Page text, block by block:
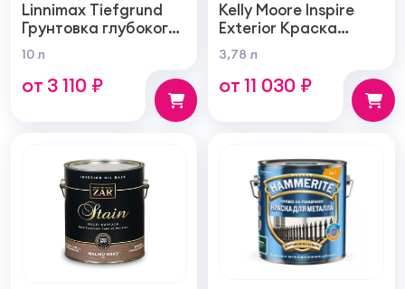
Linnimax Tiefgrund
Грунтовка глубокого
проникновения для
внутренних и
наружных работ
10 л
от 3 110 ₽
Kelly Moore Inspire
Exterior Краска
фасадная
самогрунтующаяся
суперукрывистая
3,78 л
от 11 030 ₽